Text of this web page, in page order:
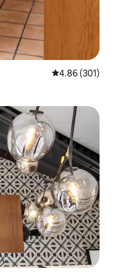
औसत रेटिंग 5 में से
4.86 (301)